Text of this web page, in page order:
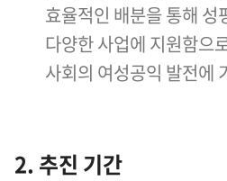
효율적인 배분을 통해 성
다양한 사업에 지원함으
사회의 여성공익 발전에
2. 추진 기간